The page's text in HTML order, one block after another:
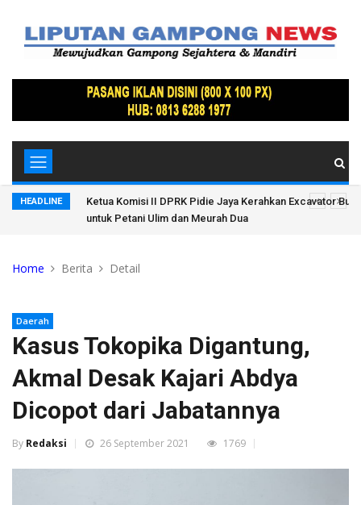
HEADLINE
Ketua Komisi II DPRK Pidie Jaya Kerahkan Excavator
untuk Petani Ulim dan Meurah Dua
Home Berita Detail
Daerah
Kasus Tokopika Digantung,
Akmal Desak Kajari Abdya
Dicopot dari Jabatannya
By Redaksi 26 September 2021 1769